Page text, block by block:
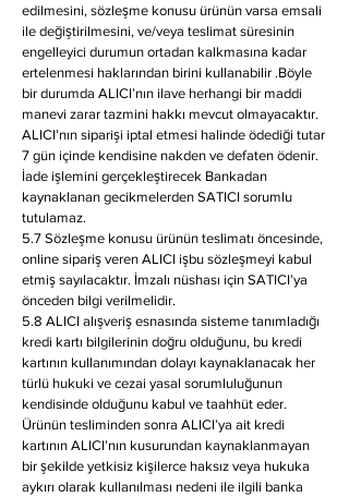
edilmesini, sözleşme konusu ürünün varsa emsali
ile değiştirilmesini, ve/veya teslimat süresinin
engelleyici durumun ortadan kalkmasına kadar
ertelenmesi haklarından birini kullanabilir .Böyle
bir durumda ALICI’nın ilave herhangi bir maddi
manevi zarar tazmini hakkı mevcut olmayacaktır.
ALICI’nın siparişi iptal etmesi halinde ödediği tutar
7 gün içinde kendisine nakden ve defaten ödenir.
İade işlemini gerçekleştirecek Bankadan
kaynaklanan gecikmelerden SATICI sorumlu
tutulamaz.
5.7 Sözleşme konusu ürünün teslimatı öncesinde,
online sipariş veren ALICI işbu sözleşmeyi kabul
etmiş sayılacaktır. İmzalı nüshası için SATICI’ya
önceden bilgi verilmelidir.
5.8 ALICI alışveriş esnasında sisteme tanımladığı
kredi kartı bilgilerinin doğru olduğunu, bu kredi
kartının kullanımından dolayı kaynaklanacak her
türlü hukuki ve cezai yasal sorumluluğunun
kendisinde olduğunu kabul ve taahhüt eder.
Ürünün tesliminden sonra ALICI’ya ait kredi
kartının ALICI’nın kusurundan kaynaklanmayan
bir şekilde yetkisiz kişilerce haksız veya hukuka
aykırı olarak kullanılması nedeni ile ilgili banka